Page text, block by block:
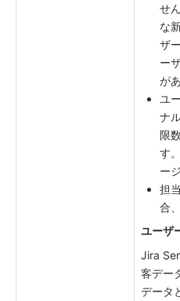
せ
な
ザ
ー
が
ユ
ナ
限
す
ー
担
合
ユーザ
Jira
客デー
データ